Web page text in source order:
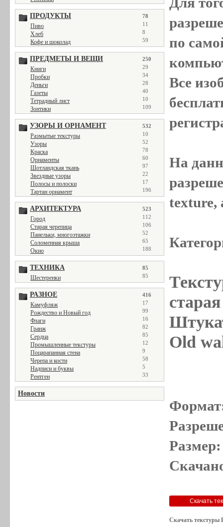
ПРОДУКТЫ 78
Пиво 11
Хлеб 8
Кофе и шоколад 59
ПРЕДМЕТЫ И ВЕЩИ 250
Книги 29
Пробки 34
Деньги 28
Газеты 40
Тетрадный лист 10
Зонтики 109
УЗОРЫ И ОРНАМЕНТ 532
Размытые текстуры 10
Узоры 52
Краска 78
Орнаменты 60
Шотландская ткань 97
Звездные узоры 22
Полосы и полоски 17
Тартан орнамент 196
АРХИТЕКТУРА 523
Город 112
Старая черепица 106
Панельки, многоэтажки 52
Соломенная крыша 65
Окно 188
ТЕХНИКА 85
Шестеренки 85
РАЗНОЕ 416
Камуфляж 17
Рождество и Новый год 99
Флаги 16
Гранж 82
Сердца 85
Промышленные текстуры 12
Поцарапанная стена 9
Черепа и кости 58
Надписи и буквы 5
Рентген 33
Новости
по
Все
На
texture,
Old
Скачать текстуры